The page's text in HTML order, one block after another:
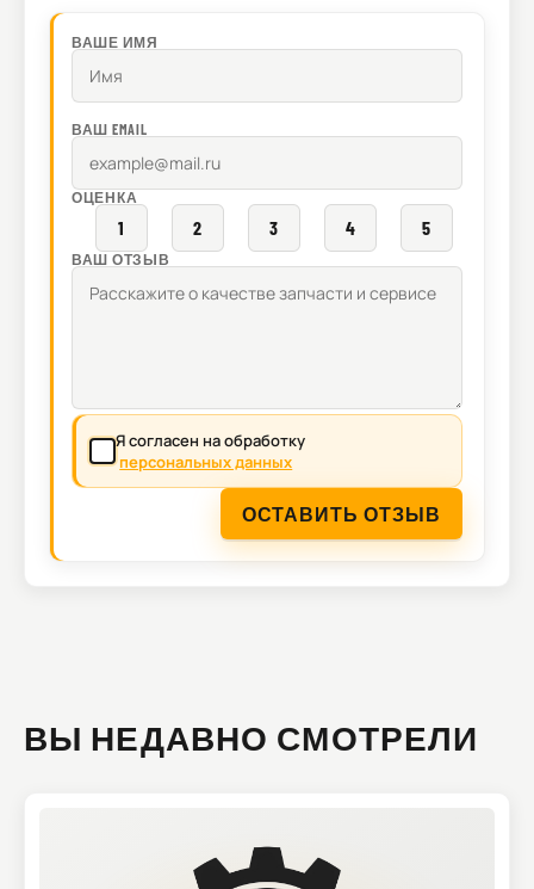
ВАШЕ ИМЯ
ВАШ EMAIL
ОЦЕНКА
1 2 3 4 5
ВАШ ОТЗЫВ
Я согласен на обработку
персональных данных
ОСТАВИТЬ ОТЗЫВ
ВЫ НЕДАВНО СМОТРЕЛИ